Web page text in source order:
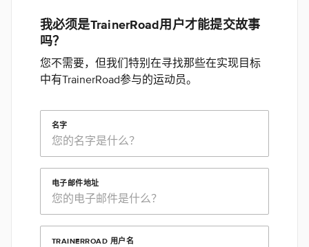
我必须是TrainerRoad用户才能提交故事
吗？
您不需要，但我们特别在寻找那些在实现目标
中有TrainerRoad参与的运动员。
名字
电子邮件地址
TRAINERROAD 用户名